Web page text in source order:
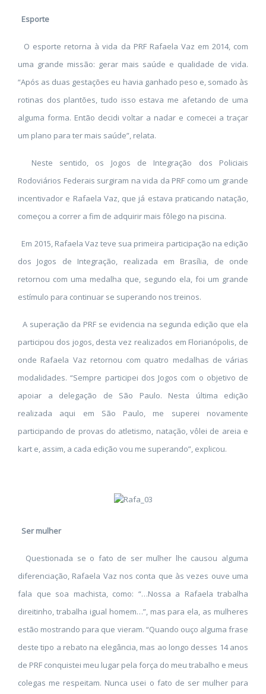
Esporte
O esporte retorna à vida da PRF Rafaela Vaz em 2014, com
uma grande missão: gerar mais saúde e qualidade de vida.
“Após as duas gestações eu havia ganhado peso e, somado às
rotinas dos plantões, tudo isso estava me afetando de uma
alguma forma. Então decidi voltar a nadar e comecei a traçar
um plano para ter mais saúde”, relata.
Neste sentido, os Jogos de Integração dos Policiais
Rodoviários Federais surgiram na vida da PRF como um grande
incentivador e Rafaela Vaz, que já estava praticando natação,
começou a correr a fim de adquirir mais fôlego na piscina.
Em 2015, Rafaela Vaz teve sua primeira participação na edição
dos Jogos de Integração, realizada em Brasília, de onde
retornou com uma medalha que, segundo ela, foi um grande
estímulo para continuar se superando nos treinos.
A superação da PRF se evidencia na segunda edição que ela
participou dos jogos, desta vez realizados em Florianópolis, de
onde Rafaela Vaz retornou com quatro medalhas de várias
modalidades. “Sempre participei dos Jogos com o objetivo de
apoiar a delegação de São Paulo. Nesta última edição
realizada aqui em São Paulo, me superei novamente
participando de provas do atletismo, natação, vôlei de areia e
kart e, assim, a cada edição vou me superando”, explicou.
Ser mulher
Questionada se o fato de ser mulher lhe causou alguma
diferenciação, Rafaela Vaz nos conta que às vezes ouve uma
fala que soa machista, como: “…Nossa a Rafaela trabalha
direitinho, trabalha igual homem…”, mas para ela, as mulheres
estão mostrando para que vieram. “Quando ouço alguma frase
deste tipo a rebato na elegância, mas ao longo desses 14 anos
de PRF conquistei meu lugar pela força do meu trabalho e meus
colegas me respeitam. Nunca usei o fato de ser mulher para